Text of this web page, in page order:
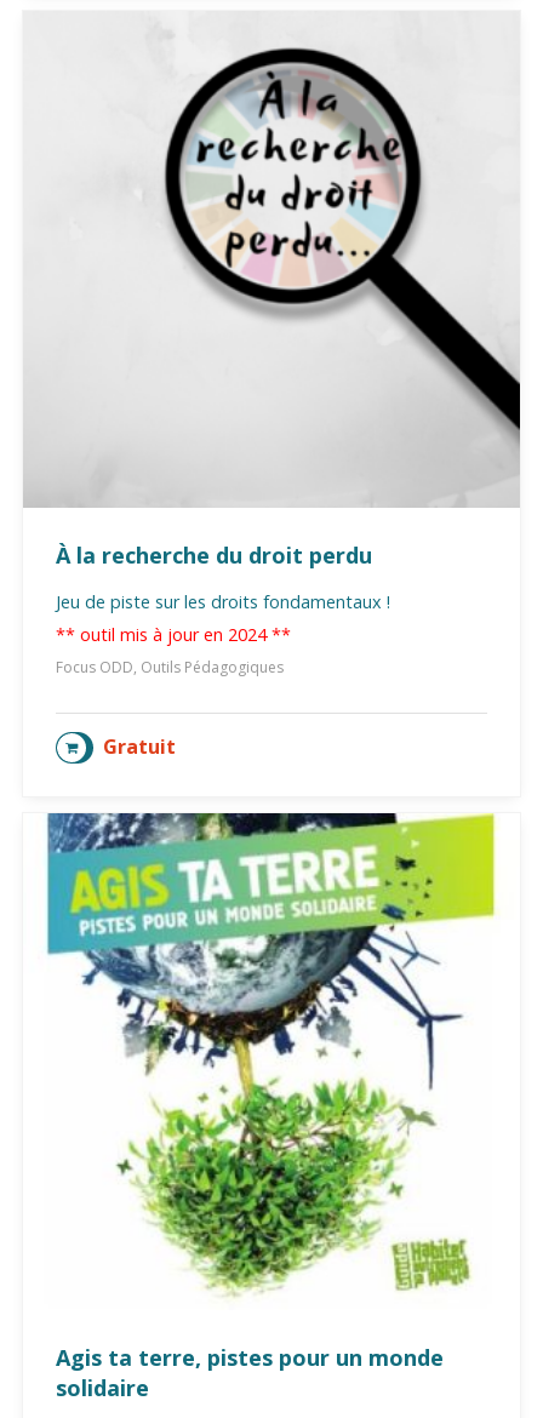
À la recherche du droit perdu
Jeu de piste sur les droits fondamentaux !
** outil mis à jour en 2024 **
Focus ODD, Outils Pédagogiques
Gratuit
AJOUTER AU PANIER
Agis ta terre, pistes pour un monde
solidaire